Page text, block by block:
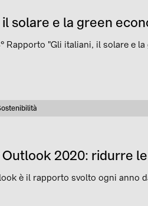
solare e la green
Rapporto "Gli italiani, il solare e
2020: ridurre
è il rapporto svolto ogni anno